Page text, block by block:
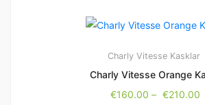
Charly Vitesse Kasklar
Charly Vitesse Orange
€160.00 – €210.00